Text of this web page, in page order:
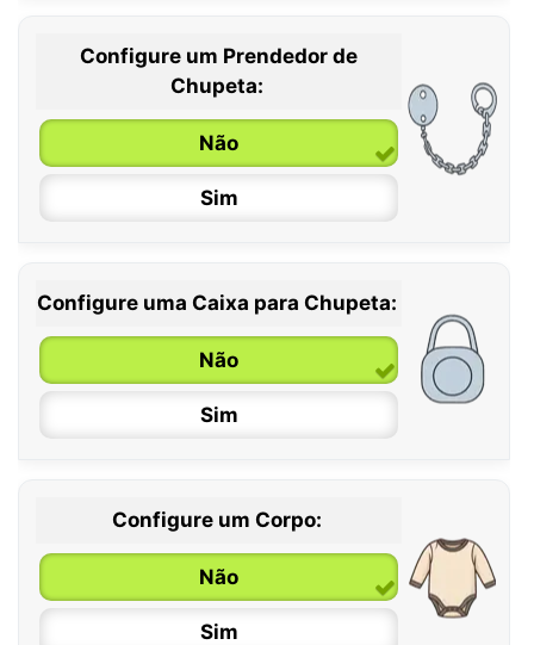
0 / 6 meses
6 / 36 meses
Configure um Prendedor de
Chupeta:
Não
Sim
Configure uma Caixa para Chupeta:
Não
Sim
Configure um Corpo:
Não
Sim